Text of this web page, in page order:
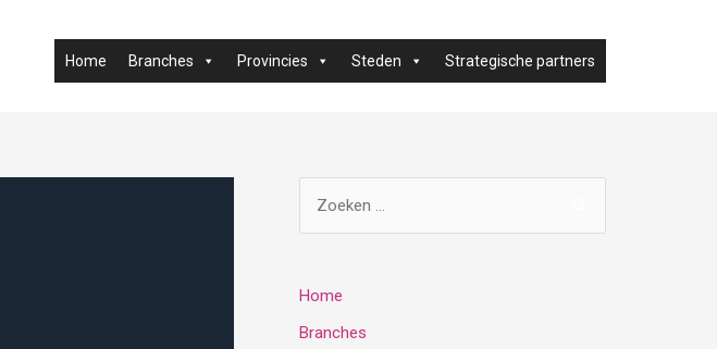
Home Branches Provincies Steden Strategische partners
k
e
Home
Branches